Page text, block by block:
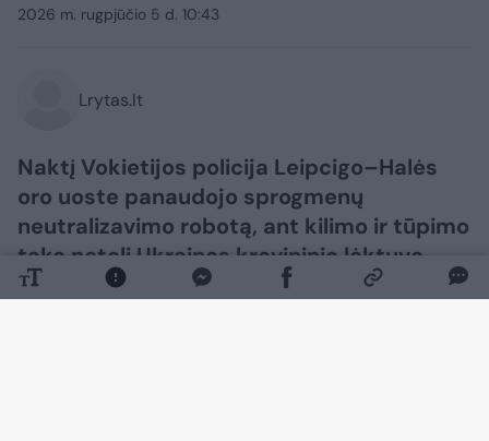
2026 m. rugpjūčio 5 d. 10:43
Lrytas.lt
Naktį Vokietijos policija Leipcigo–Halės
oro uoste panaudojo sprogmenų
neutralizavimo robotą, ant kilimo ir tūpimo
tako netoli Ukrainos krovininio lėktuvo
pastebėjusi droną. Incidentą, kuris sukėlė